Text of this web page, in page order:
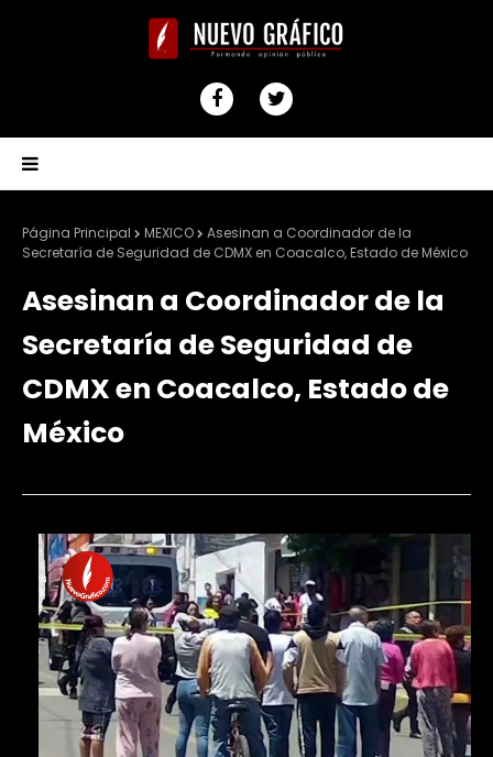
Página Principal MEXICO
Asesinan a Coordinador de la
Secretaría de Seguridad de CDMX en Coacalco, Estado de México
Asesinan a Coordinador de la
Secretaría de Seguridad de
CDMX en Coacalco, Estado de
México